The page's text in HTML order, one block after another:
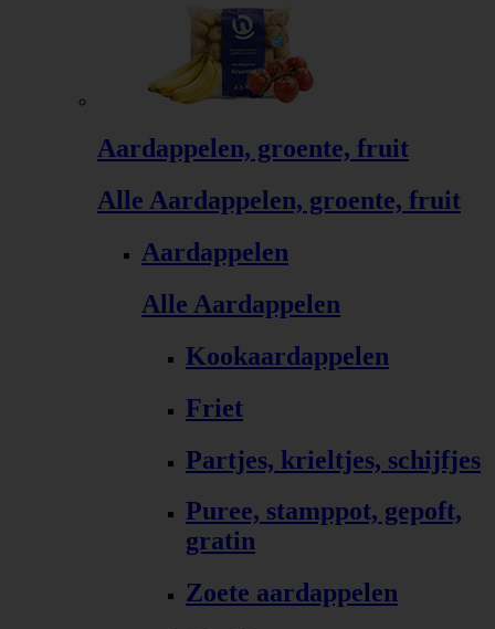
Aardappelen, groente, fruit
Alle Aardappelen, groente, fruit
Aardappelen
Alle Aardappelen
Kookaardappelen
Friet
Partjes, krieltjes, schijfjes
Puree, stamppot, gepoft,
gratin
Zoete aardappelen